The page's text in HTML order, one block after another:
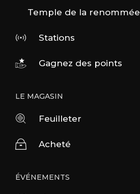
Temple de la renommée
Stations
Gagnez des points
LE MAGASIN
Feuilleter
Acheté
ÉVÉNEMENTS